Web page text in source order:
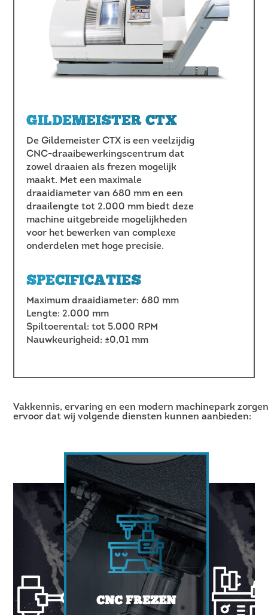
GILDEMEISTER CTX
De Gildemeister CTX is een veelzijdig
CNC-draaibewerkingscentrum dat
zowel draaien als frezen mogelijk
maakt. Met een maximale
draaidiameter van 680 mm en een
draailengte tot 2.000 mm biedt deze
machine uitgebreide mogelijkheden
voor het bewerken van complexe
onderdelen met hoge precisie.
SPECIFICATIES
Maximum draaidiameter: 680 mm
Lengte: 2.000 mm
Spiltoerental: tot 5.000 RPM
Nauwkeurigheid: ±0,01 mm
Vakkennis, ervaring en een modern machinepark
ervoor dat wij volgende diensten kunnen aanbieden:
CNC FREZEN